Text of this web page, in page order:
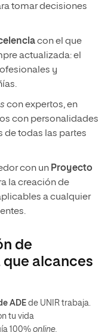
tomar decisiones
con el que
actualizada: el
y
con expertos, en
con personalidades
de todas las partes
con un Proyecto
la creación de
a cualquier
de
que alcances
ADE de UNIR trabaja.
tu vida
100% online.